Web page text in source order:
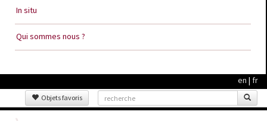
In situ
Qui sommes nous ?
en | fr
Objets favoris